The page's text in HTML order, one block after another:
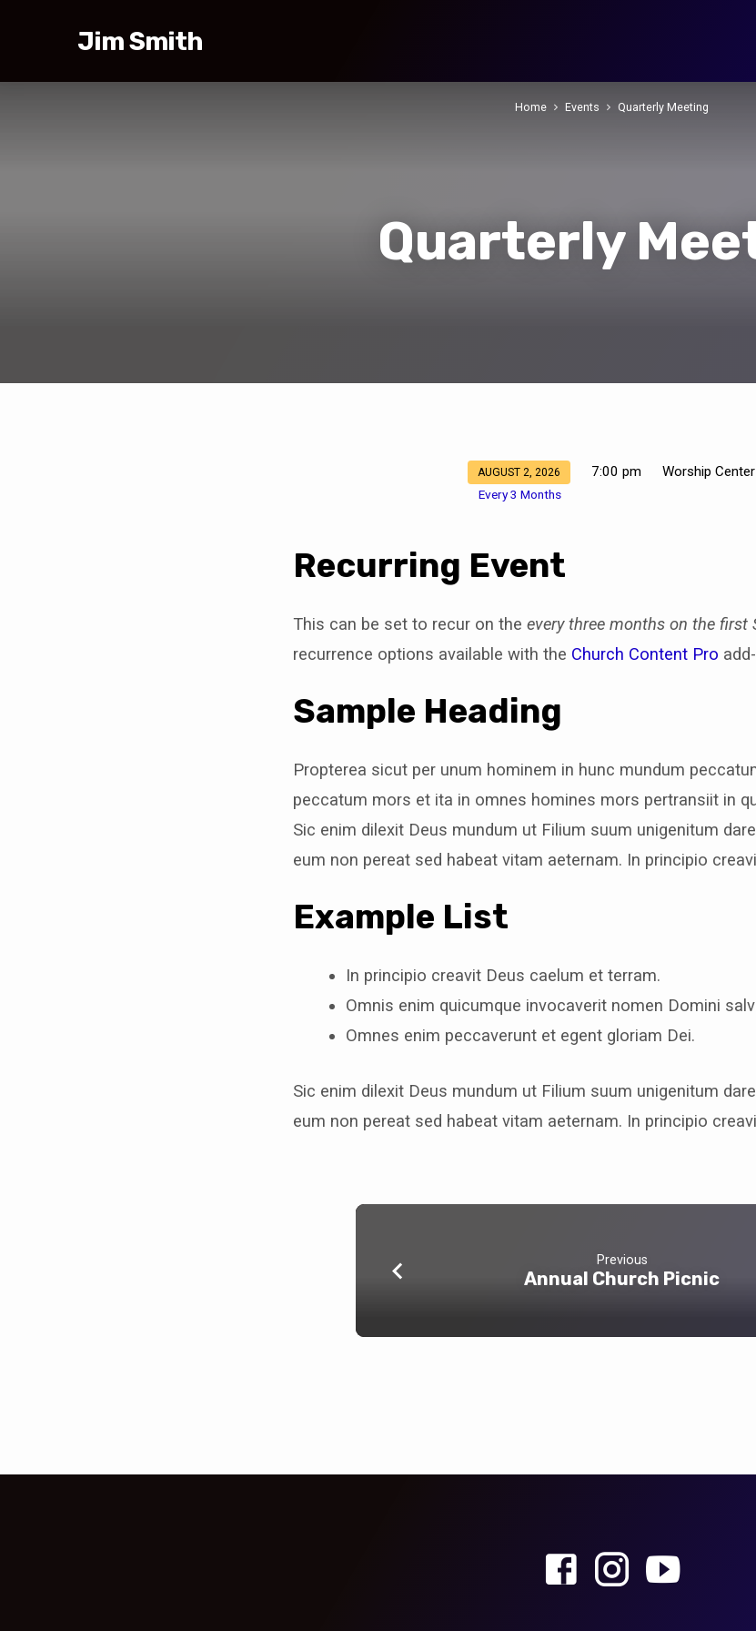
Jim Smith
Quarterly
Home Events Quarterly Meeting
AUGUST 2, 2026
Every 3 Months
7:00 pm Worship Center
Recurring Event
This can be set to recur on the every three months on the first
recurrence options available with the Church Content Pro
Sample Heading
Propterea sicut per unum hominem in hunc mundum
peccatum mors et ita in omnes homines mors pertransiit in
Sic enim dilexit Deus mundum ut Filium suum unigenitum
eum non pereat sed habeat vitam aeternam. In principio
Example List
In principio creavit Deus caelum et terram.
Omnis enim quicumque invocaverit nomen Domini
Omnes enim peccaverunt et egent gloriam Dei.
Sic enim dilexit Deus mundum ut Filium suum unigenitum
eum non pereat sed habeat vitam aeternam. In principio
Previous
Annual Church Picnic